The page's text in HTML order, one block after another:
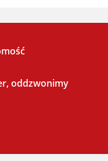
oddzwonimy